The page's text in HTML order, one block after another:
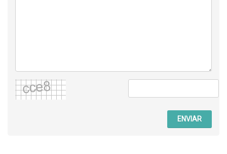
ENVIAR